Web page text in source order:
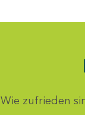
Wie zufrieden